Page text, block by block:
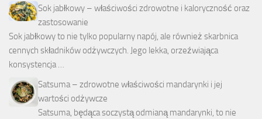
Sok jabłkowy – właściwości zdrowotne i kaloryczność oraz
zastosowanie
Sok jabłkowy to nie tylko popularny napój, ale również skarbnica
cennych składników odżywczych. Jego lekka, orzeźwiająca
konsystencja …
Satsuma – zdrowotne właściwości mandarynki i jej
wartości odżywcze
Satsuma, będąca soczystą odmianą mandarynki, to nie